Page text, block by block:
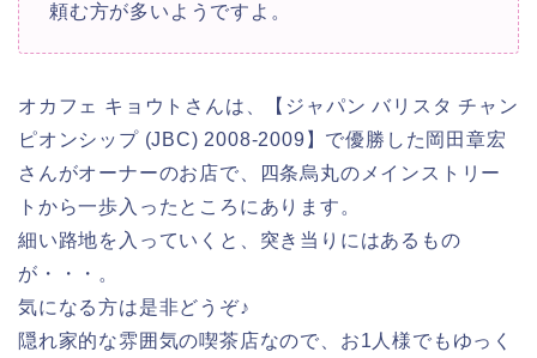
頼む方が多いようですよ。
オカフェ キョウトさんは、【ジャパン バリスタ チャン
ピオンシップ (JBC) 2008‐2009】で優勝した岡田章宏
さんがオーナーのお店で、
四条烏丸のメインストリー
トから一歩入ったところにあります。
細い路地を入っていくと、突き当りにはあるもの
が・・・。
気になる方は是非どうぞ♪
隠れ家的な雰囲気の喫茶店なので、お1人様でもゆっく